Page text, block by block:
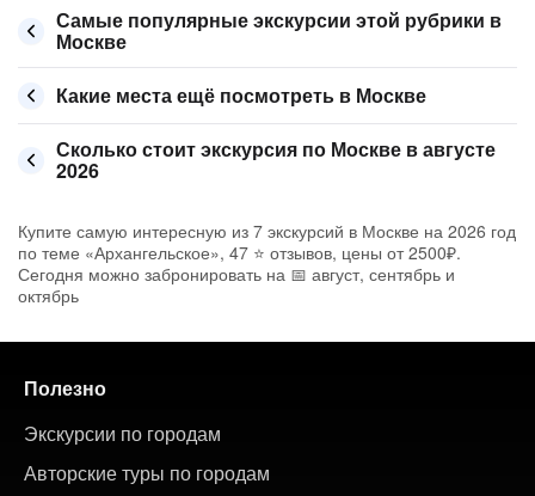
Самые популярные экскурсии этой рубрики в
Москве
Какие места ещё посмотреть в Москве
Сколько стоит экскурсия по Москве в августе
2026
Купите самую интересную из 7 экскурсий в Москве на 2026 год
по теме «Архангельское», 47 ⭐ отзывов, цены от 2500₽.
Сегодня можно забронировать на 📅 август, сентябрь и
октябрь
Полезно
Экскурсии по городам
Авторские туры по городам